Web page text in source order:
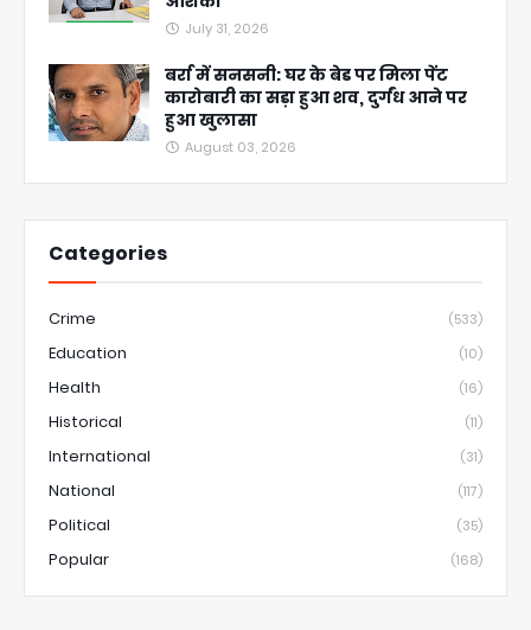
July 31, 2026
बर्रा में सनसनी: घर के बेड पर मिला पेंट
कारोबारी का सड़ा हुआ शव, दुर्गंध आने पर
हुआ खुलासा
August 03, 2026
Categories
Crime (533)
Education (10)
Health (16)
Historical (11)
International (31)
National (117)
Political (35)
Popular (168)